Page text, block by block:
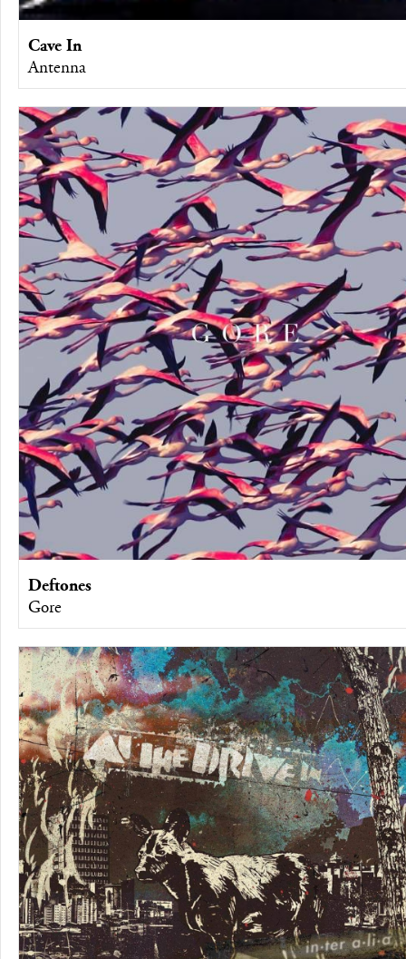
Cave In
Antenna
Deftones
Gore